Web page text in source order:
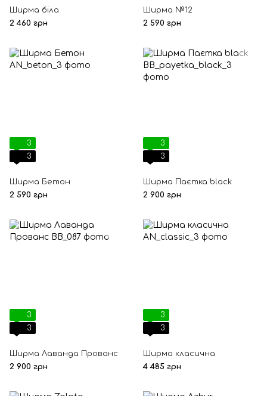
Ширма біла
2 460 грн
Ширма №12
2 590 грн
3
3
Ширма Бетон
2 590 грн
3
3
Ширма Паєтка black
2 900 грн
3
3
Ширма Лаванда Прованс
2 900 грн
3
3
Ширма класична
4 485 грн